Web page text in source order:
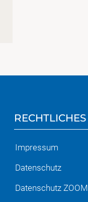
RECHTLICHES
Impressum
Datenschutz
Datenschutz ZOOM